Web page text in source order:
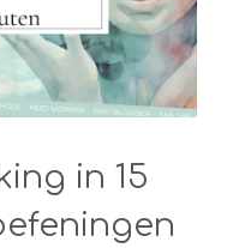
in 15